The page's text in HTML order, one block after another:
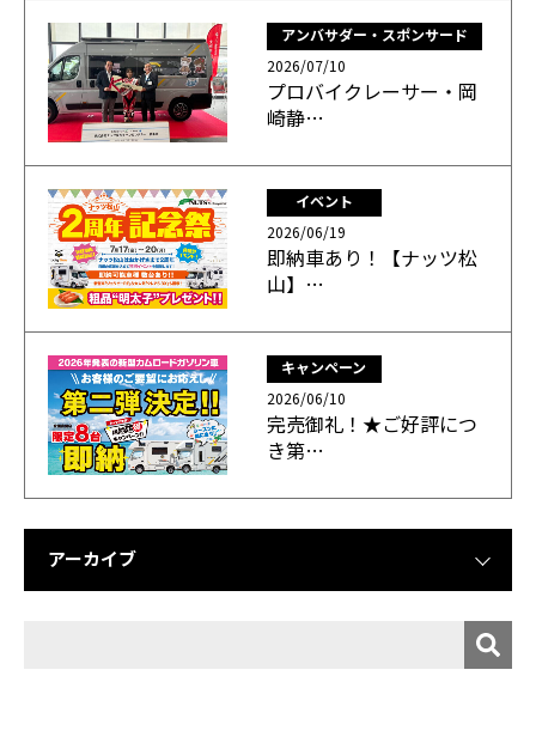
アンバサダー・スポンサード
2026/07/10
プロバイクレーサー・岡
崎静…
イベント
2026/06/19
即納車あり！【ナッツ松
山】…
キャンペーン
2026/06/10
完売御礼！★ご好評につ
き第…
アーカイブ